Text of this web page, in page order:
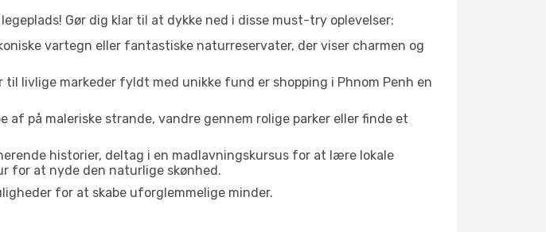
Gør dig klar til at dykke ned i disse must-try oplevelser:
vartegn eller fantastiske naturreservater, der viser charmen og
livlige markeder fyldt med unikke fund er shopping i Phnom Penh en
af på maleriske strande, vandre gennem rolige parker eller finde et
historier, deltag i en madlavningskursus for at lære lokale
for at nyde den naturlige skønhed.
for at skabe uforglemmelige minder.